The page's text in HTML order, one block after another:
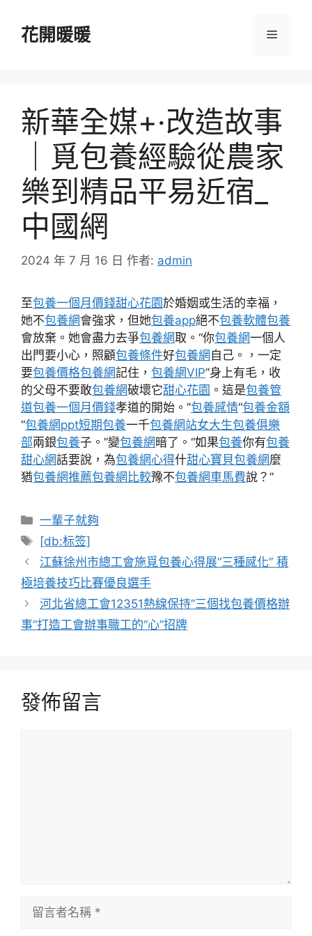
花開暖暖 選
新華全媒+·改造故事
｜覓包養經驗從農家
樂到精品平易近宿_
中國網
2024 年 7 月 16 日 作者: admin
至包養一個月價錢甜心花園於婚姻或生活的幸福，
她不包養網會強求，但她包養app絕不包養軟體包養
會放棄。她會盡力去爭包養網取。“你包養網一個人
出門要小心，照顧包養條件好包養網 自己。，一定
要包養價格包養網記住， 包養網VIP”身上有毛，收
的父母不要敢包養網破壞它甜心花園 。這是包養管
道包養一個月價錢孝道的開始。”包養感情“包養金額
“包養網ppt短期包養一千包養網站女大生包養俱樂
部兩銀包養子。”變包養網暗了。“如果包養你有包養
甜心網話要說，為包養網心得什甜心寶貝包養網麼
猶包養網推薦包養網比較豫不包養網車馬費說？”
分
類
一輩子就夠
標
籤
[db:标签]
江蘇徐州市總工會施覓包養心得展“三種感化” 積
極培養技巧比賽優良選手
河北省總工會12351熱線保持“三個找包養價格辦
事”打造工會辦事職工的“心”招牌
發佈留言